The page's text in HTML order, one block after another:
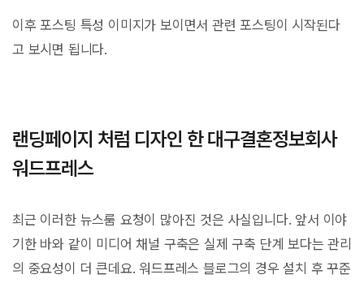
이후 포스팅 특성 이미지가 보이면서 관련 포스팅이 시작된다
고 보시면 됩니다.
랜딩페이지 처럼 디자인 한 대구결혼정보회사
워드프레스
최근 이러한 뉴스룸 요청이 많아진 것은 사실입니다. 앞서 이야
기한 바와 같이 미디어 채널 구축은 실제 구축 단계 보다는 관리
의 중요성이 더 큰데요. 워드프레스 블로그의 경우 설치 후 꾸준